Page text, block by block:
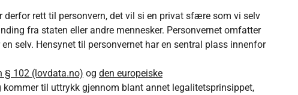
derfor rett til personvern, det vil si en privat sfære som vi selv
fra staten eller andre mennesker. Personvernet omfatter
selv. Hensynet til personvernet har en sentral plass innenfor
§ 102 (lovdata.no) og den europeiske
kommer til uttrykk gjennom blant annet legalitetsprinsippet,